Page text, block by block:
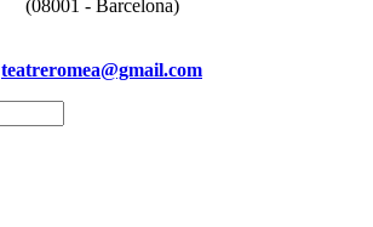
(08001 - Barcelona)
teatreromea@gmail.com